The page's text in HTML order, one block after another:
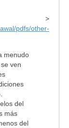
>
pdfs/other-
menudo
ven
del
más
del